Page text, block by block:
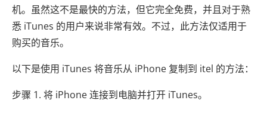
机。虽然这不是最快的方法，但它完全免费，并且对于熟
悉 iTunes 的用户来说非常有效。不过，此方法仅适用于
购买的音乐。
以下是使用 iTunes 将音乐从 iPhone 复制到 itel 的方法：
步骤 1. 将 iPhone 连接到电脑并打开 iTunes。